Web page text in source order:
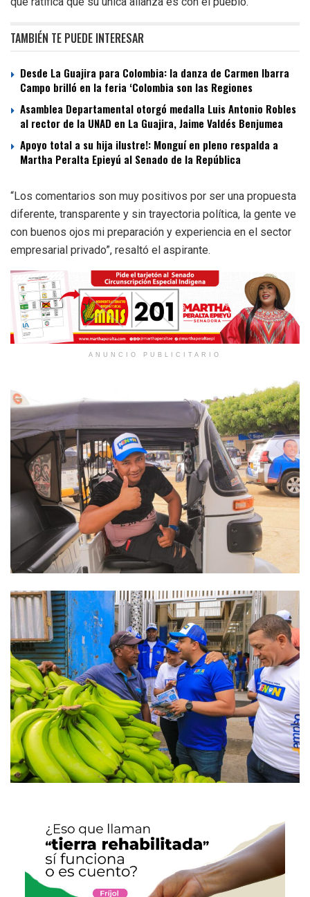
TAMBIÉN TE PUEDE INTERESAR
Desde La Guajira para Colombia: la danza de Carmen Ibarra
Campo brilló en la feria ‘Colombia son las Regiones
Asamblea Departamental otorgó medalla Luis Antonio Robles
al rector de la UNAD en La Guajira, Jaime Valdés Benjumea
Apoyo total a su hija ilustre!: Monguí en pleno respalda a
Martha Peralta Epieyú al Senado de la República
“Los comentarios son muy positivos por ser una propuesta
diferente, transparente y sin trayectoria política, la gente ve
con buenos ojos mi preparación y experiencia en el sector
empresarial privado”, resaltó el aspirante.
ANUNCIO PUBLICITARIO